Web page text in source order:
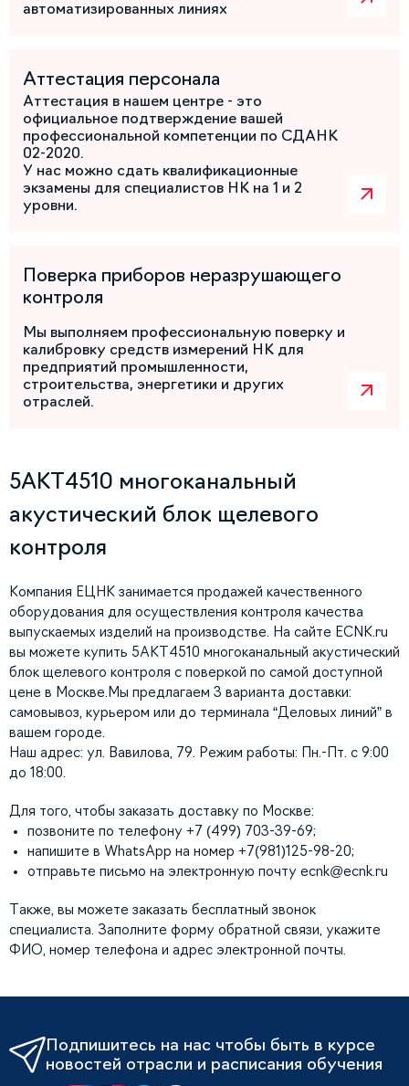
автоматизированных линиях
Аттестация персонала
Аттестация в нашем центре - это
официальное подтверждение вашей
профессиональной компетенции по СДАНК
02-2020.
У нас можно сдать квалификационные
экзамены для специалистов НК на 1 и 2
уровни.
Поверка приборов неразрушающего
контроля
Мы выполняем профессиональную поверку и
калибровку средств измерений НК для
предприятий промышленности,
строительства, энергетики и других
отраслей.
5АКТ4510 многоканальный
акустический блок щелевого
контроля
Компания ЕЦНК занимается продажей качественного
оборудования для осуществления контроля качества
выпускаемых изделий на производстве. На сайте ECNK.ru
вы можете купить 5АКТ4510 многоканальный акустический
блок щелевого контроля с поверкой по самой доступной
цене в Москве.Мы предлагаем 3 варианта доставки:
самовывоз, курьером или до терминала “Деловых линий” в
вашем городе.
Наш адрес: ул. Вавилова, 79. Режим работы: Пн.-Пт. с 9:00
до 18:00.
Для того, чтобы заказать доставку по Москве:
позвоните по телефону +7 (499) 703-39-69;
напишите в WhatsApp на номер +7(981)125-98-20;
отправьте письмо на электронную почту ecnk@ecnk.ru
Также, вы можете заказать бесплатный звонок
специалиста. Заполните форму обратной связи, укажите
ФИО, номер телефона и адрес электронной почты.
Подпишитесь на нас чтобы быть в курсе
новостей отрасли и расписания обучения